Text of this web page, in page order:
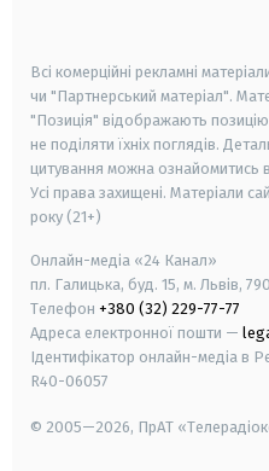
Всі комерційні рекламні
чи "Партнерський матеріал".
"Позиція" відображають
не поділяти їхніх поглядів.
цитування можна ознайомитись
Усі права захищені. Матеріали
року (21+)
Онлайн-медіа «24 Канал»
пл. Галицька, буд. 15, м. Львів,
Телефон +380 (32) 229-77-77
Адреса електронної пошти —
Ідентифікатор онлайн-медіа в
R40-06057
© 2005—2026, ПрАТ